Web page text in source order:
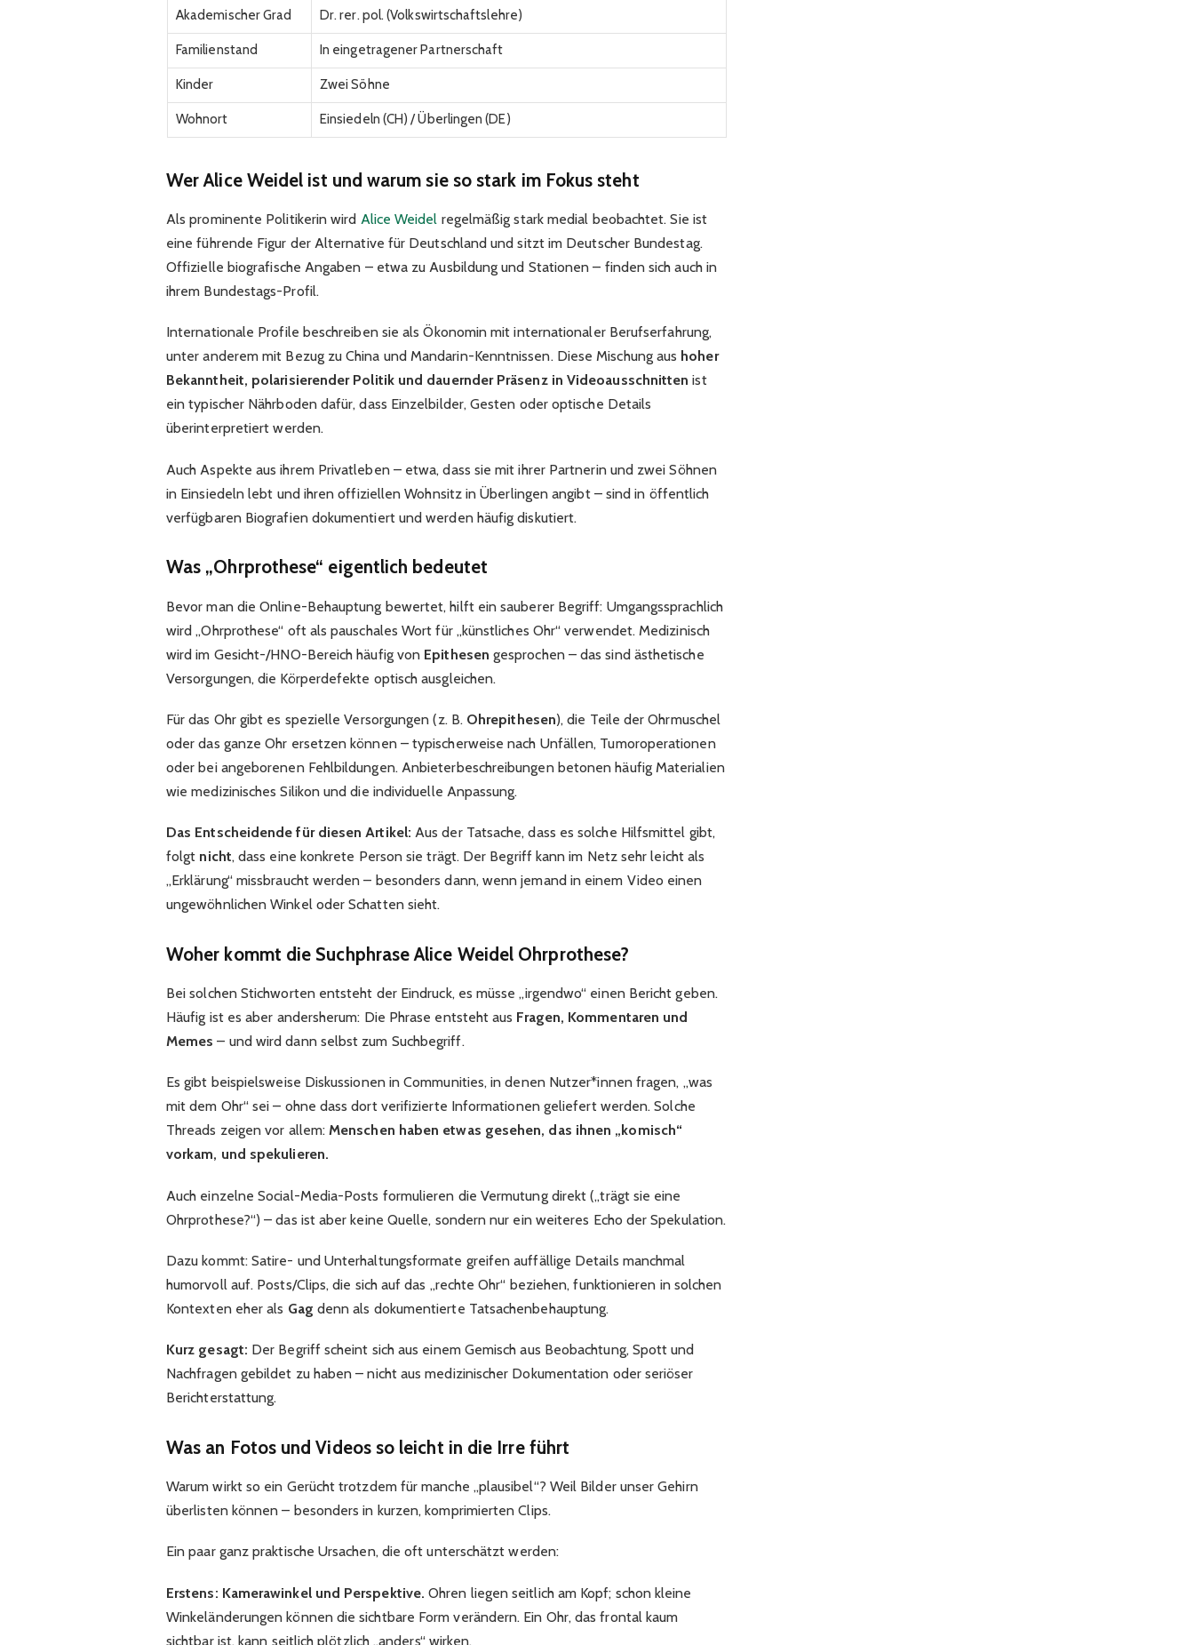
Akademischer Grad Dr. rer. pol. (Volkswirtschaftslehre)
Familienstand In eingetragener Partnerschaft
Kinder Zwei Söhne
Wohnort Einsiedeln (CH) / Überlingen (DE)
Wer Alice Weidel ist und warum sie so stark im Fokus steht
Als prominente Politikerin wird Alice Weidel regelmäßig stark medial beobachtet. Sie ist
eine führende Figur der Alternative für Deutschland und sitzt im Deutscher Bundestag.
Offizielle biografische Angaben – etwa zu Ausbildung und Stationen – finden sich auch in
ihrem Bundestags-Profil.
Internationale Profile beschreiben sie als Ökonomin mit internationaler Berufserfahrung,
unter anderem mit Bezug zu China und Mandarin-Kenntnissen. Diese Mischung aus hoher
Bekanntheit, polarisierender Politik und dauernder Präsenz in Videoausschnitten ist
ein typischer Nährboden dafür, dass Einzelbilder, Gesten oder optische Details
überinterpretiert werden.
Auch Aspekte aus ihrem Privatleben – etwa, dass sie mit ihrer Partnerin und zwei Söhnen
in Einsiedeln lebt und ihren offiziellen Wohnsitz inÜberlingen angibt – sind in öffentlich
verfügbaren Biografien dokumentiert und werden häufig diskutiert.
Was „Ohrprothese“ eigentlich bedeutet
Bevor man die Online-Behauptung bewertet, hilft ein sauberer Begriff: Umgangssprachlich
wird „Ohrprothese“ oft als pauschales Wort für „künstliches Ohr“ verwendet. Medizinisch
wird im Gesicht-/HNO-Bereich häufig von Epithesen gesprochen – das sind ästhetische
Versorgungen, die Körperdefekte optisch ausgleichen.
Für das Ohr gibt es spezielle Versorgungen (z. B. Ohrepithesen), die Teile der Ohrmuschel
oder das ganze Ohr ersetzen können – typischerweise nach Unfällen, Tumoroperationen
oder bei angeborenen Fehlbildungen. Anbieterbeschreibungen betonen häufig Materialien
wie medizinisches Silikon und die individuelle Anpassung.
Das Entscheidende für diesen Artikel: Aus der Tatsache, dass es solche Hilfsmittel gibt,
folgt nicht, dass eine konkrete Person sie trägt. Der Begriff kann im Netz sehr leicht als
„Erklärung“ missbraucht werden – besonders dann, wenn jemand in einem Video einen
ungewöhnlichen Winkel oder Schatten sieht.
Woher kommt die Suchphrase Alice Weidel Ohrprothese?
Bei solchen Stichworten entsteht der Eindruck, es müsse „irgendwo“ einen Bericht geben.
Häufig ist es aber andersherum: Die Phrase entsteht aus Fragen, Kommentaren und
Memes – und wird dann selbst zum Suchbegriff.
Es gibt beispielsweise Diskussionen in Communities, in denen Nutzer*innen fragen, „was
mit dem Ohr“ sei – ohne dass dort verifizierte Informationen geliefert werden. Solche
Threads zeigen vor allem:Menschen haben etwas gesehen, das ihnen „komisch“
vorkam, und spekulieren.
Auch einzelne Social-Media-Posts formulieren die Vermutung direkt („trägt sie eine
Ohrprothese?“) – das ist aber keine Quelle, sondern nur ein weiteres Echo der Spekulation.
Dazu kommt: Satire- und Unterhaltungsformate greifen auffällige Details manchmal
humorvoll auf. Posts/Clips, die sich auf das „rechte Ohr“ beziehen, funktionieren in solchen
Kontexten eher als Gag denn als dokumentierte Tatsachenbehauptung.
Kurz gesagt: Der Begriff scheint sich aus einem Gemisch aus Beobachtung, Spott und
Nachfragen gebildet zu haben – nicht aus medizinischer Dokumentation oder seriöser
Berichterstattung.
Was an Fotos und Videos so leicht in die Irre führt
Warum wirkt so ein Gerücht trotzdem für manche „plausibel“? Weil Bilder unser Gehirn
überlisten können – besonders in kurzen, komprimierten Clips.
Ein paar ganz praktische Ursachen, die oft unterschätzt werden:
Erstens: Kamerawinkel und Perspektive. Ohren liegen seitlich am Kopf; schon kleine
Winkeländerungen können die sichtbare Form verändern. Ein Ohr, das frontal kaum
sichtbar ist, kann seitlich plötzlich „anders“ wirken.